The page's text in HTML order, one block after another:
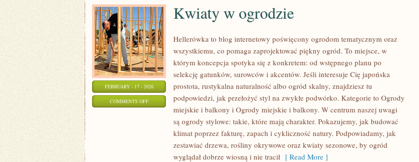
FEBRUARY - 17 - 2026
COMMENTS OFFON
Kwiaty w ogrodzie
Hellerówka to blog internetowy poświęcony ogrodom tematycznym oraz
wszystkiemu, co pomaga zaprojektować piękny ogród. To miejsce, w
którym koncepcja spotyka się z konkretem: od wstępnego planu po
selekcję gatunków, surowców i akcentów. Jeśli interesuje Cię japońska
prostota, rustykalna naturalność albo ogród skalny, znajdziesz tu
podpowiedzi, jak przełożyć styl na zwykłe podwórko. Kategorie to Ogrody
miejskie i balkony i Ogrody miejskie i balkony. W centrum naszej uwagi
są ogrody stylowe: takie, które mają charakter. Pokazujemy, jak budować
klimat poprzez fakturę, zapach i cykliczność natury. Podpowiadamy, jak
zestawiać drzewa, rośliny okrywowe oraz kwiaty sezonowe, by ogród
wyglądał dobrze wiosną i nie tracił [ Read More ]